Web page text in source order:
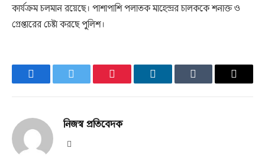
কার্যক্রম চলমান রয়েছে। পাশাপাশি পলাতক মাহেন্দ্রর চালককে শনাক্ত ও
গ্রেপ্তারের চেষ্টা করছে পুলিশ।
FacebookTwitter PinterestLinkedInTumblr Email
নিজস্ব প্রতিবেদক